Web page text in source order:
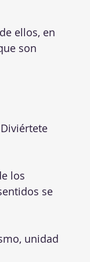
ellos, en
son
los
se
unidad